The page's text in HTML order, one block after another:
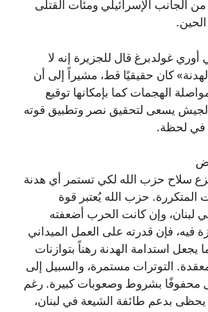
خرق من الجانب الإسرائيلي ومئات القتلى
الحين.
أوري غولدبرغ قال للجزيرة إنه لا
كان حقيقيًا قط، مشيراً إلى أن
الهجمات كما بإمكانها توقيع
يسعى لتحقيق نصر وتطبيق قوته
في لحظة.
سلاح حزب الله لكي تستمر أي هدنة
المتكررة. حزب الله يُعتبر قوة
لبنان، وإن كانت الحرب أضعفته
فيه، فإن قدرته على العمل الميداني
يجعل استدامة الهدنة رهناً بتوازنات
التوترات مستمرة، والسبيل إلى
محفوفًا بشروط وصعوبات كبيرة. رغم
بدعم طائفة الشيعة في لبنان،